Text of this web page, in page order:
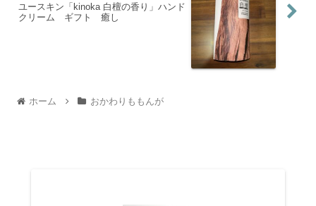
ユースキン「kinoka 白檀の香り」ハンド
クリーム ギフト 癒し
ホーム おかわりももんが